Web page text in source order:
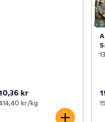
kr
kr /kg